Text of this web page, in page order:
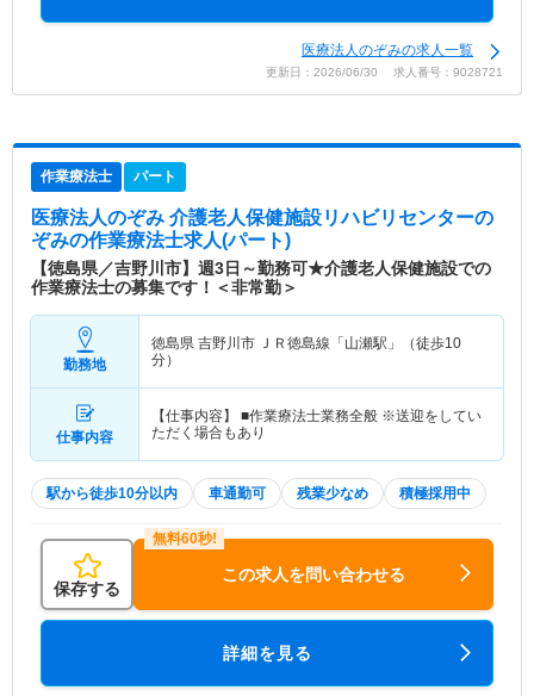
医療法人のぞみの求人一覧
更新日：2026/06/30 求人番号：9028721
作業療法士 パート
医療法人のぞみ 介護老人保健施設リハビリセンターの
ぞみの作業療法士求人(パート)
【徳島県／吉野川市】週3日～勤務可★介護老人保健施設での
作業療法士の募集です！＜非常勤＞
勤務地
徳島県 吉野川市 ＪＲ徳島線「山瀬駅」（徒歩10
分）
仕事内容
【仕事内容】 ■作業療法士業務全般 ※送迎をしてい
ただく場合もあり
駅から徒歩10分以内 車通勤可 残業少なめ 積極採用中
保存する
この求人を問い合わせる
詳細を見る